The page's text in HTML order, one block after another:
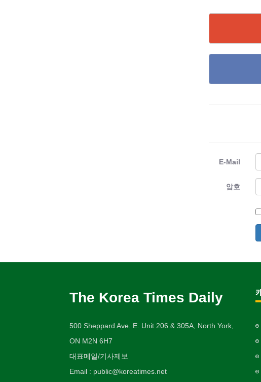
E-Mail
암호
The Korea Times Daily
500 Sheppard Ave. E. Unit 206 & 305A, North York,
ON M2N 6H7
대표메일/기사제보
Email : public@koreatimes.net